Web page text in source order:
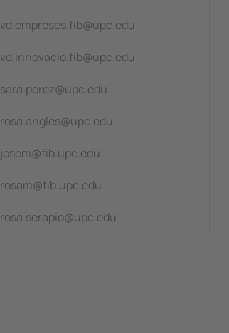
vd.empreses.fib@upc.edu
vd.innovacio.fib@upc.edu
sara.perez@upc.edu
rosa.angles@upc.edu
josem@fib.upc.edu
rosam@fib.upc.edu
rosa.serapio@upc.edu